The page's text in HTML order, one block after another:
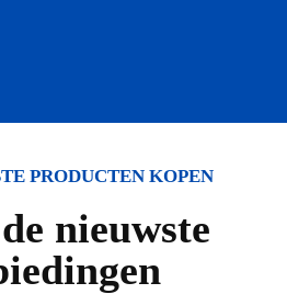
PRODUCTEN KOPEN
nieuwste